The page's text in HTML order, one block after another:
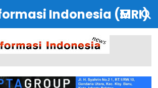
Indonesia (MRI)